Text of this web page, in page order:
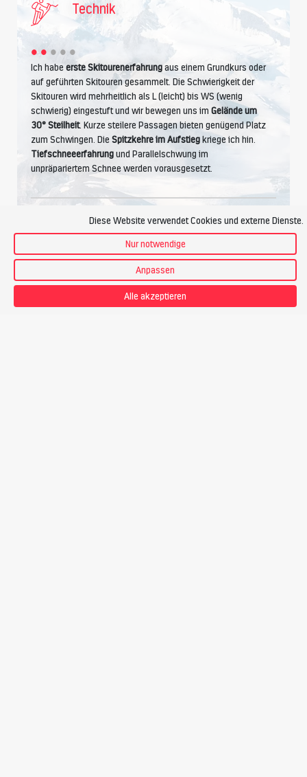
Technik
Ich habeerste Skitourenerfahrungaus einem Grundkurs oder
auf geführten Skitouren gesammelt. Die Schwierigkeit der
Skitouren wird mehrheitlich als L (leicht) bis WS (wenig
schwierig) eingestuft und wir bewegen uns im Gelände um
30° Steilheit. Kurze steilere Passagen bieten genügend Platz
zum Schwingen. DieSpitzkehre im Aufstiegkriege ich hin.
Tiefschneeerfahrungund Parallelschwung im
unpräpariertem Schnee werden vorausgesetzt.
Kondition
Ich betreibe Ausdauersport wie Wandern, Joggen, Radfahren.
4 Stunden Aufstieg pro Tag
Diese Website verwendet Cookies und externe Dienste.
Nur notwendige
Anpassen
Alle akzeptieren